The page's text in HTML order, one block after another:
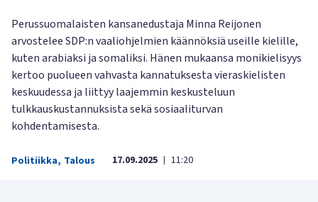
Perussuomalaisten kansanedustaja Minna Reijonen
arvostelee SDP:n vaaliohjelmien käännöksiä useille kielille,
kuten arabiaksi ja somaliksi. Hänen mukaansa monikielisyys
kertoo puolueen vahvasta kannatuksesta vieraskielisten
keskuudessa ja liittyy laajemmin keskusteluun
tulkkauskustannuksista sekä sosiaaliturvan
kohdentamisesta.
Politiikka, Talous 17.09.2025 | 11:20